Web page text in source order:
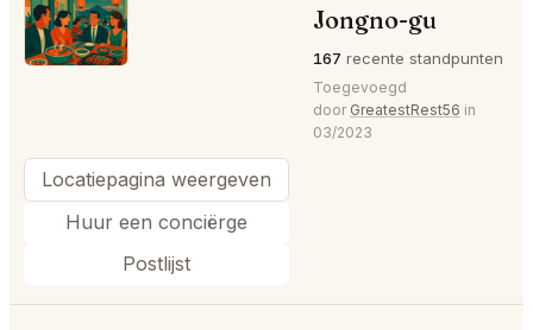
⭐
Jongno-gu
167 recente standpunten
Toegevoegd
door GreatestRest56 in
03/2023
Locatiepagina weergeven
Huur een conciërge
Postlijst